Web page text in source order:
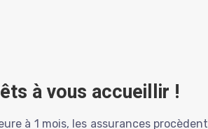
à vous accueillir !
à 1 mois, les assurances procèdent